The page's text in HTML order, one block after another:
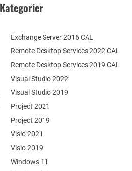
Kategorier
Remote Desktop Services 2022 CAL
Remote Desktop Services 2019 CAL
Exchange Server 2016 CAL
Visual Studio 2022
Visual Studio 2019
Project 2021
Project 2019
Visio 2021
Visio 2019
Windows 11